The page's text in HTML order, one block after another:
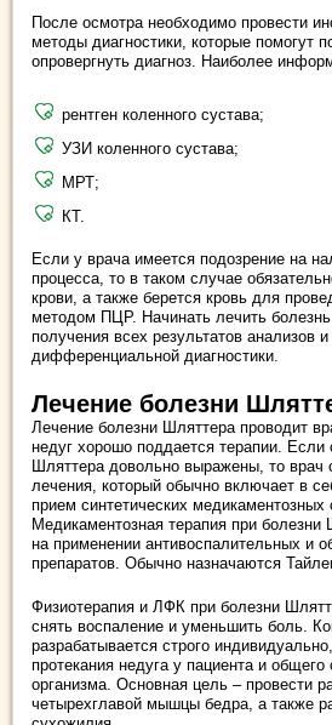
После осмотра необходимо провести
методы диагностики, которые помогут
опровергнуть диагноз. Наиболее
рентген коленного сустава;
УЗИ коленного сустава;
МРТ;
КТ.
Если у врача имеется подозрение на
процесса, то в таком случае
крови, а также берется кровь для
методом ПЦР. Начинать лечить
получения всех результатов анализов
дифференциальной диагностики.
Лечение болезни
Лечение болезни Шляттера проводит
недуг хорошо поддается терапии.
Шляттера довольно выражены, то врач
лечения, который обычно включает в
прием синтетических
Медикаментозная терапия при болезни
на применении антивоспалительных и
препаратов. Обычно назначаются
Физиотерапия и ЛФК при болезни
снять воспаление и уменьшить боль.
разрабатывается строго
протекания недуга у пациента и общего
организма. Основная цель – провести
четырехглавой мышцы бедра, а также